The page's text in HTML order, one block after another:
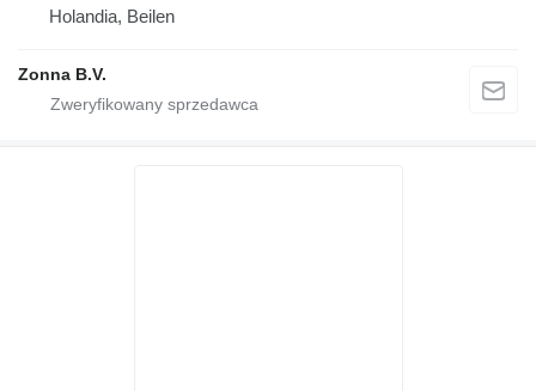
Holandia, Beilen
Zonna B.V.